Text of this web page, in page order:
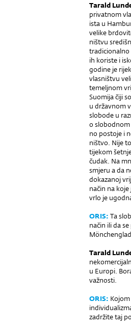
Tarald
privatnom
ista u
velike
ništvu
tradicionalno
ih koriste i
godine je
vlasništvu
temeljnom
Suomija čiji
u državnom
slobode u
o slobodnom
no postoje i
ništvo. Nije
tijekom
čudak. Na
smjeru a da
dokazanoj
način na
vrlo je
ORIS: Ta
način ili da
Tarald
u Europi.
važnosti.
ORIS:
zadržite taj